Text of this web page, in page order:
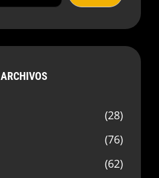
ARCHIVOS
(28)
(76)
(62)